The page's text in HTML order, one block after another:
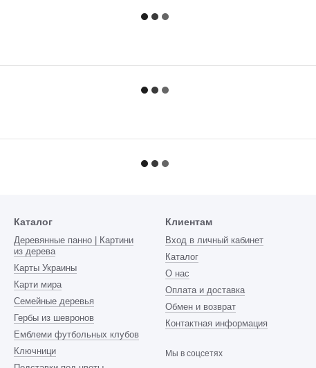
Каталог
Деревянные панно | Картини
из дерева
Карты Украины
Карти мира
Семейные деревья
Гербы из шевронов
Емблеми футбольных клубов
Ключници
Клиентам
Вход в личный кабинет
Каталог
О нас
Оплата и доставка
Обмен и возврат
Контактная информация
Мы в соцсетях